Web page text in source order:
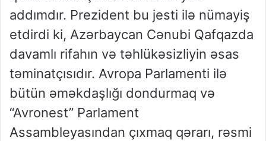
addımdır. Prezident bu jesti ilə nümayiş
etdirdi ki, Azərbaycan Cənubi Qafqazda
davamlı rifahın və təhlükəsizliyin əsas
təminatçısıdır. Avropa Parlamenti ilə
bütün əməkdaşlığı dondurmaq və
“Avronest” Parlament
Assambleyasından çıxmaq qərarı, rəsmi